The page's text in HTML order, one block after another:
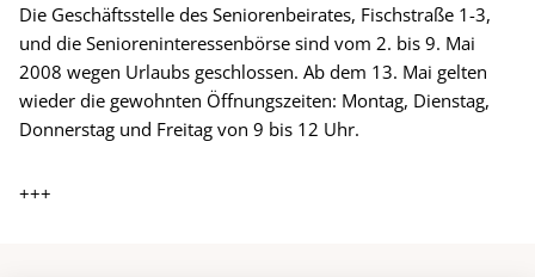
Die Geschäftsstelle des Seniorenbeirates, Fischstraße 1-3,
und die Senioreninteressenbörse sind vom 2. bis 9. Mai
2008 wegen Urlaubs geschlossen. Ab dem 13. Mai gelten
wieder die gewohnten Öffnungszeiten: Montag, Dienstag,
Donnerstag und Freitag von 9 bis 12 Uhr.
+++